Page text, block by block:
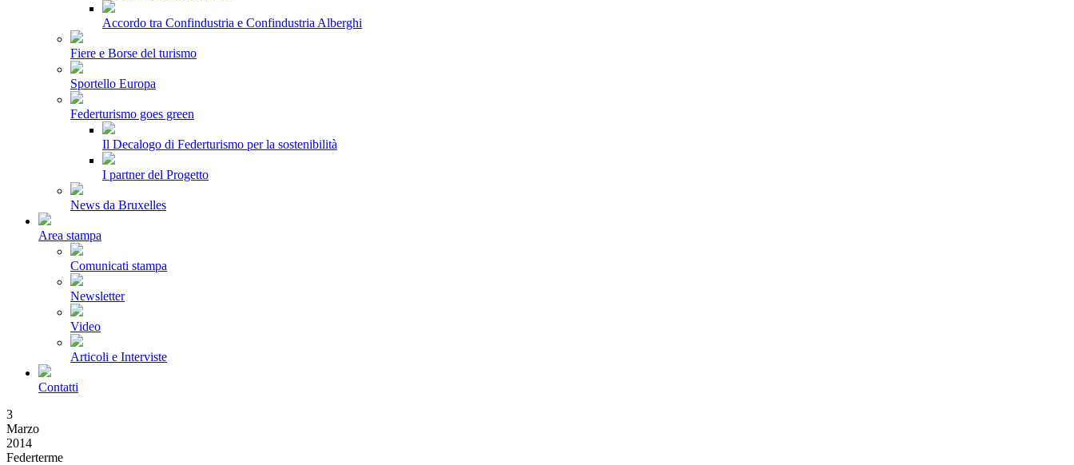
Accordo tra Confindustria e Confindustria Alberghi
Fiere e Borse del turismo
Sportello Europa
Federturismo goes green
Il Decalogo di Federturismo per la sostenibilità
I partner del Progetto
News da Bruxelles
Area stampa
Comunicati stampa
Newsletter
Video
Articoli e Interviste
Contatti
3
Marzo
2014
Federterme